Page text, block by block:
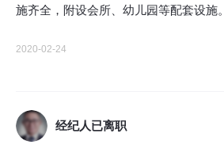
施齐全，附设会所、幼儿园等配套设施。
2020-02-24
经纪人已离职